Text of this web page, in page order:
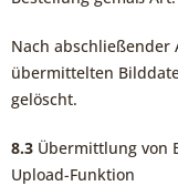
Nach
übermittelten
gelöscht.
8.3 Übermittlung von
Upload-Funktion